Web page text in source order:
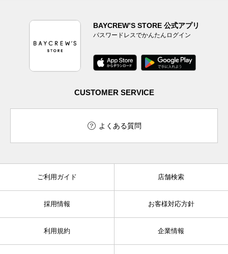
BAYCREW’S STORE 公式アプリ
パスワードレスでかんたんログイン
CUSTOMER SERVICE
よくある質問
ご利用ガイド 店舗検索
採用情報 お客様対応方針
利用規約 企業情報